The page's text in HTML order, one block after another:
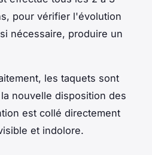
pour vérifier l'évolution
nécessaire, produire un
les taquets sont
nouvelle disposition des
est collé directement
et indolore.